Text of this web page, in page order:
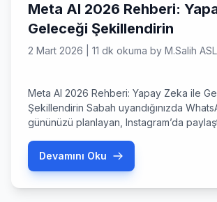
Meta AI 2026 Rehberi:
Geleceği Şekillendirin
2 Mart 2026 11 dk okuma by M.Salih
Meta AI 2026 Rehberi: Yapay Zeka ile
Şekillendirin Sabah uyandığınızda
gününüzü planlayan, Instagram’da
taşıyan o asistanı artık hepimiz tanıyoruz:
yılında yapay zeka, sadece tarayıcı
Devamını Oku